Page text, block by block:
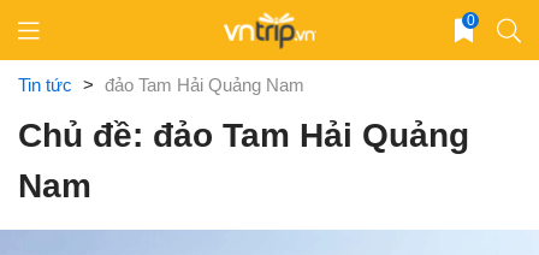
content
0
Tin tức > đảo Tam Hải Quảng Nam
Chủ đề: đảo Tam Hải Quảng
Nam